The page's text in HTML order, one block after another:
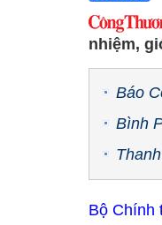
nhiệm,
Báo
Bình
Bộ Chính